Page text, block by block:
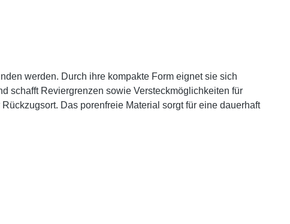
werden. Durch ihre kompakte Form eignet sie sich
schafft Reviergrenzen sowie Versteckmöglichkeiten für
Das porenfreie Material sorgt für eine dauerhaft